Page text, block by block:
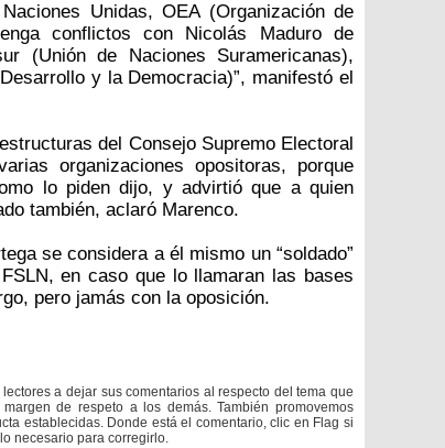
Unidas, OEA (Organización de
conflictos con Nicolás Maduro de
(Unión de Naciones Suramericanas),
y la Democracia)”, manifestó el
del Consejo Supremo Electoral
organizaciones opositoras, porque
lo piden dijo, y advirtió que a quien
también, aclaró Marenco.
se considera a él mismo un “soldado”
en caso que lo llamaran las bases
pero jamás con la oposición.
a dejar sus comentarios al respecto del tema que
de respeto a los demás. También promovemos
establecidas. Donde está el comentario, clic en Flag si
necesario para corregirlo.